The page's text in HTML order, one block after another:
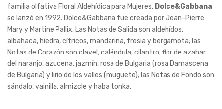
familia olfativa Floral Aldehídica para Mujeres. Dolce&Gabbana
se lanzó en 1992. Dolce&Gabbana fue creada por Jean-Pierre
Mary y Martine Pallix. Las Notas de Salida son aldehídos,
albahaca, hiedra, cítricos, mandarina, fresia y bergamota; las
Notas de Corazón son clavel, caléndula, cilantro, flor de azahar
del naranjo, azucena, jazmín, rosa de Bulgaria (rosa Damascena
de Bulgaria) y lirio de los valles (muguete); las Notas de Fondo son
sándalo, vainilla, almizcle y haba tonka.